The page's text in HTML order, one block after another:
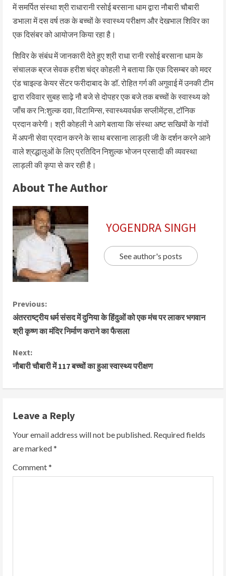
में समर्पित संस्था श्री राधारानी रसोई बरसाना धाम द्वारा नौबारी चौबारी
डभाला में दस वर्ष तक के बच्चों के स्वास्थ्य परीक्षण और देखभाल शिविर का
एक दिसंबर को आयोजन किया रहा है।
शिविर के संबंध में जानकारी देते हुए श्री राधा रानी रसोई बरसाना धाम के
संचालक ब्रज सेवक हरीश चंद्र कोहली ने बताया कि एक दिसम्बर को मदर
एंड चाइल्ड केयर सेंटर फरीदाबाद के डॉ. रोहित गर्ग की अगुवाई में उनकी टीम
द्वारा रविवार सुबह साढ़े नौ बजे से दोपहर एक बजे तक बच्चों के स्वास्थ्य को
जाँच कर नि:शुल्क दवा, विटामिन्स, स्वास्थ्यवर्धक सप्लीमेंट्स, टॉनिक
प्रदान करेगी। श्री कोहली ने आगे बताया कि संस्था अष्ट सखियों के गांवों
में अपनी सेवा प्रदान करने के साथ बरसाना लाड़ली जी के दर्शन करने आने
वाले श्रद्धालुओं के लिए प्रतिदिन निशुल्क भोजन प्रसादी की व्यवस्था
लाड़ली की कृपा से कर रही है।
About The Author
YOGENDRA SINGH
See author's posts
Previous:
अंतरराष्ट्रीय धर्म संसद में दुनिया के हिंदुओं को एक मंच पर लाकर भगवान
श्री कृष्ण का मंदिर निर्माण कराने का फैसला
Next:
नौबारी चौबारी में 117 बच्चों का हुआ स्वास्थ्य परीक्षण
Leave a Reply
Your email address will not be published. Required fields
are marked*
Comment*